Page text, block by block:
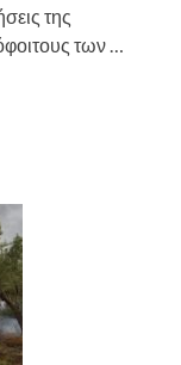
της
των …